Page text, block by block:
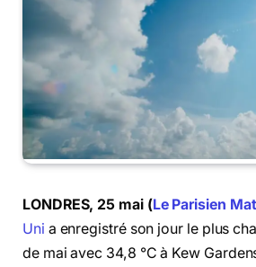
LONDRES, 25 mai (Le Parisien
Uni a enregistré son jour le plus
de mai avec 34,8 °C à Kew